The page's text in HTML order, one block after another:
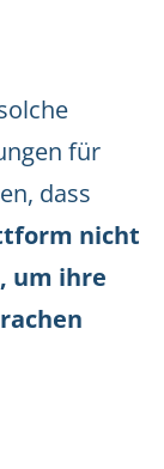
für
dass
nicht
um ihre